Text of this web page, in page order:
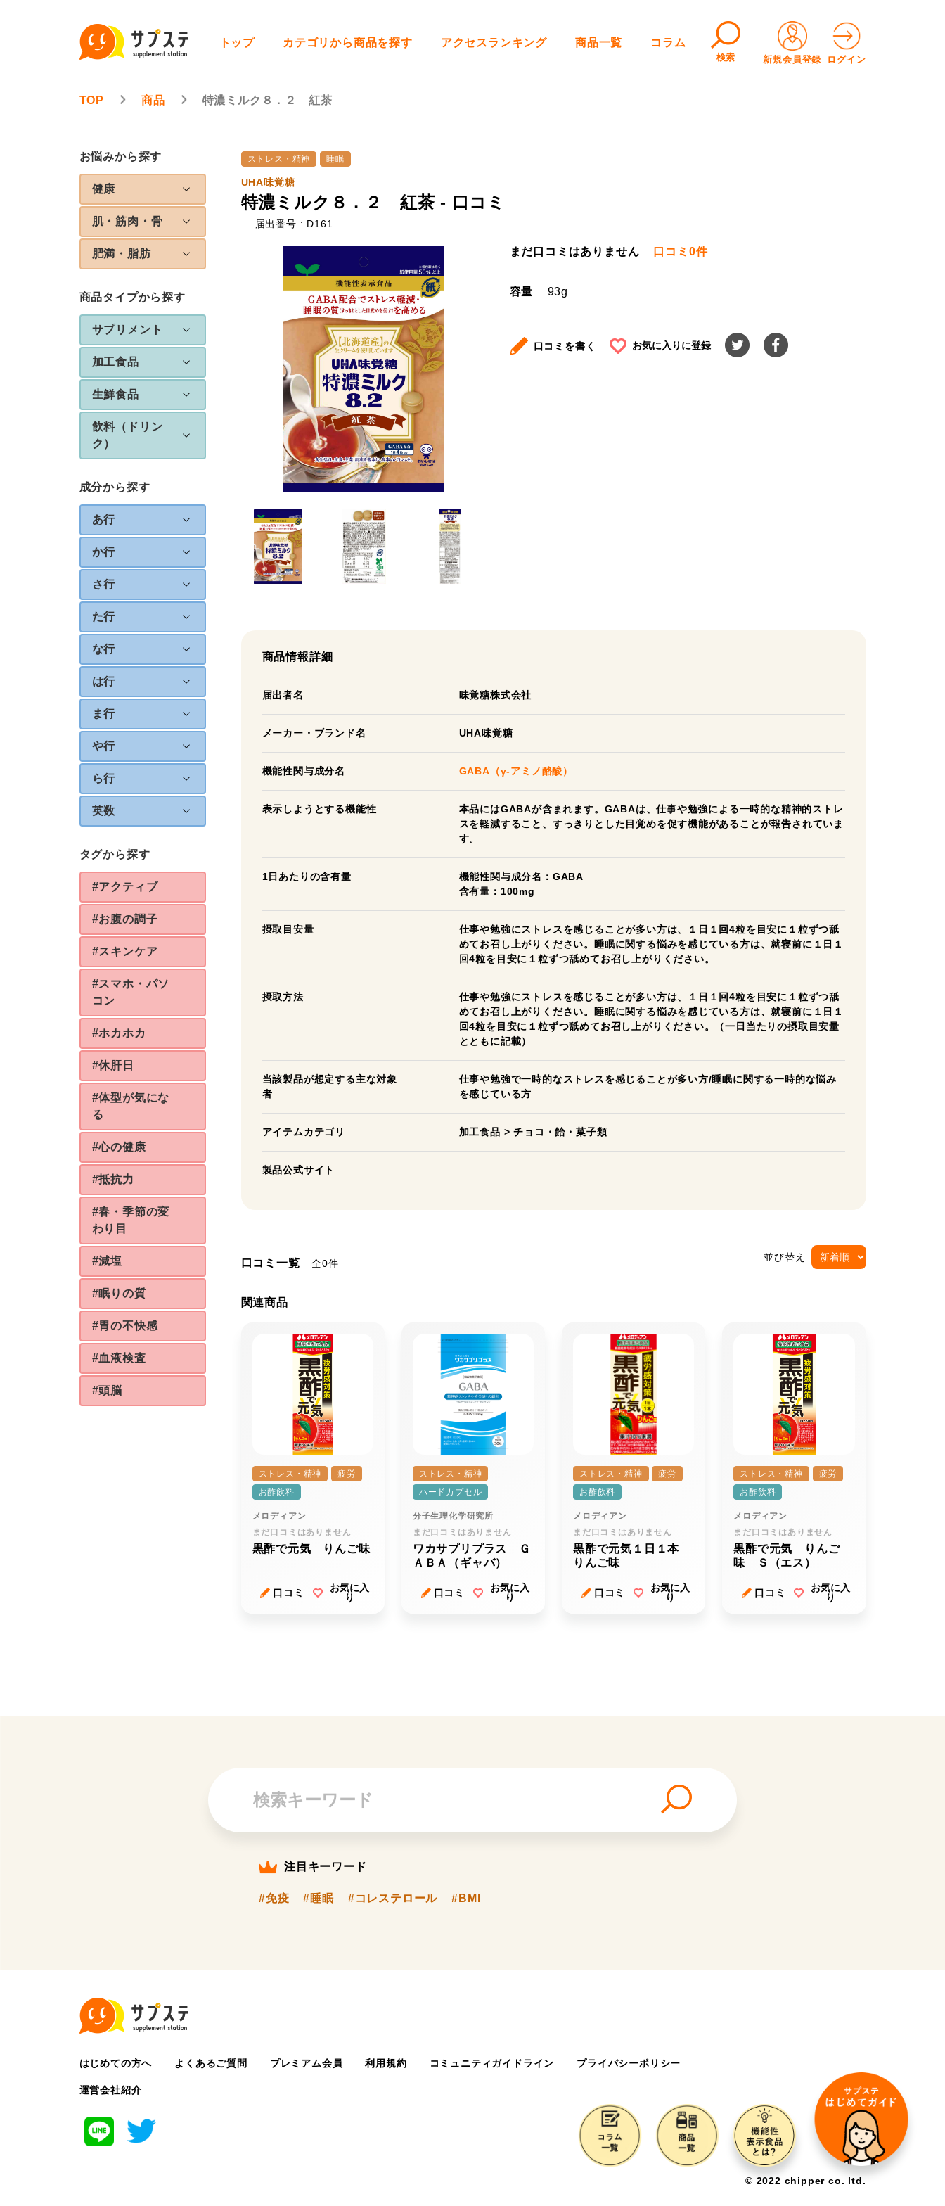
トップ カテゴリから商品を探す アクセスランキング 商品一覧 コラム
検索 新規会員登録 ログイン
TOP 商品 特濃ミルク８．２ 紅茶
お悩みから探す
健康
肌・筋肉・骨
肥満・脂肪
商品タイプから探す
サプリメント
加工食品
生鮮食品
飲料（ドリン
ク）
成分から探す
あ行
か行
さ行
た行
な行
は行
ま行
や行
ら行
英数
タグから探す
#アクティブ
#お腹の調子
#スキンケア
#スマホ・パソ
コン
#ホカホカ
#休肝日
#体型が気にな
る
#心の健康
#抵抗力
#春・季節の変
わり目
#減塩
#眠りの質
#胃の不快感
#血液検査
#頭脳
ストレス・精神 睡眠
UHA味覚糖
特濃ミルク８．２ 紅茶 - 口コミ
届出番号 : D161
まだ口コミはありません 口コミ 0件
容量 93g
口コミを書く お気に入りに登録
商品情報詳細
届出者名 味覚糖株式会社
メーカー・ブランド名 UHA味覚糖
機能性関与成分名 GABA（γ-アミノ酪酸）
表示しようとする機能性
本品にはGABAが含まれます。GABAは、仕事や勉強による一時的な精神的ストレ
スを軽減すること、すっきりとした目覚めを促す機能があることが報告されていま
す。
1日あたりの含有量
機能性関与成分名：GABA
含有量：100mg
摂取目安量
仕事や勉強にストレスを感じることが多い方は、１日１回4粒を目安に１粒ずつ舐
めてお召し上がりください。睡眠に関する悩みを感じている方は、就寝前に１日１
回4粒を目安に１粒ずつ舐めてお召し上がりください。
摂取方法
仕事や勉強にストレスを感じることが多い方は、１日１回4粒を目安に１粒ずつ舐
めてお召し上がりください。睡眠に関する悩みを感じている方は、就寝前に１日１
回4粒を目安に１粒ずつ舐めてお召し上がりください。（一日当たりの摂取目安量
とともに記載）
当該製品が想定する主な対象
者
仕事や勉強で一時的なストレスを感じることが多い方/睡眠に関する一時的な悩み
を感じている方
アイテムカテゴリ 加工食品 >チョコ・飴・菓子類
製品公式サイト
口コミ一覧 全0件
並び替え
関連商品
ストレス・精神
疲労
お酢飲料
メロディアン
まだ口コミはありません
黒酢で元気 りんご味
口コミ
お気に入
り
ストレス・精神
ハードカプセル
分子生理化学研究所
まだ口コミはありません
ワカサプリプラス Ｇ
ＡＢＡ（ギャバ）
口コミ
お気に入
り
ストレス・精神
疲労
お酢飲料
メロディアン
まだ口コミはありません
黒酢で元気１日１本
りんご味
口コミ
お気に入
り
ストレス・精神
疲労
お酢飲料
メロディアン
まだ口コミはありません
黒酢で元気 りんご
味 Ｓ（エス）
口コミ
お気に入
り
注目キーワード
#免疫 #睡眠 #コレステロール #BMI
はじめての方へ よくあるご質問 プレミアム会員 利用規約 コミュニティガイドライン プライバシーポリシー
運営会社紹介
©️ 2022 chipper co. ltd.